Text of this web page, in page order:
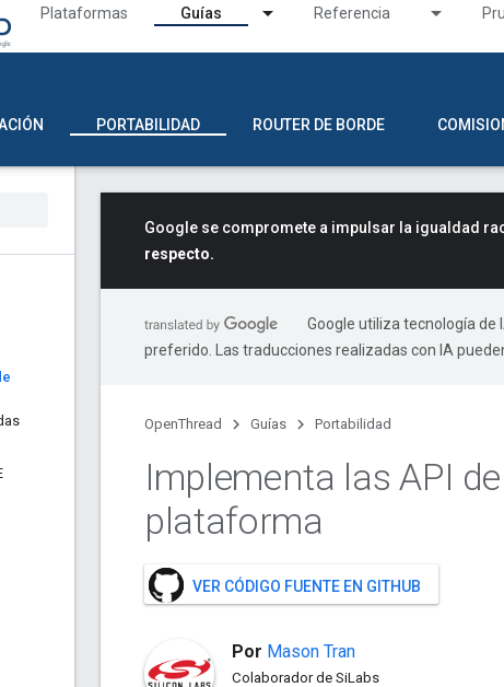
Plataformas Guías Referencia
PORTABILIDAD ROUTER DE BORDE
Google se compromete a impulsar la igualdad
respecto.
Google utiliza tecnología de
preferido. Las traducciones realizadas con IA
OpenThread Guías Portabilidad
Implementa las API
plataforma
VER CÓDIGO FUENTE EN GITHUB
Por Mason Tran
Colaborador de SiLabs